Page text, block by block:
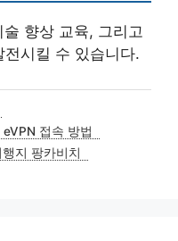
향상 교육, 그리고
시킬 수 있습니다.
접속 방법
지 팡카비치